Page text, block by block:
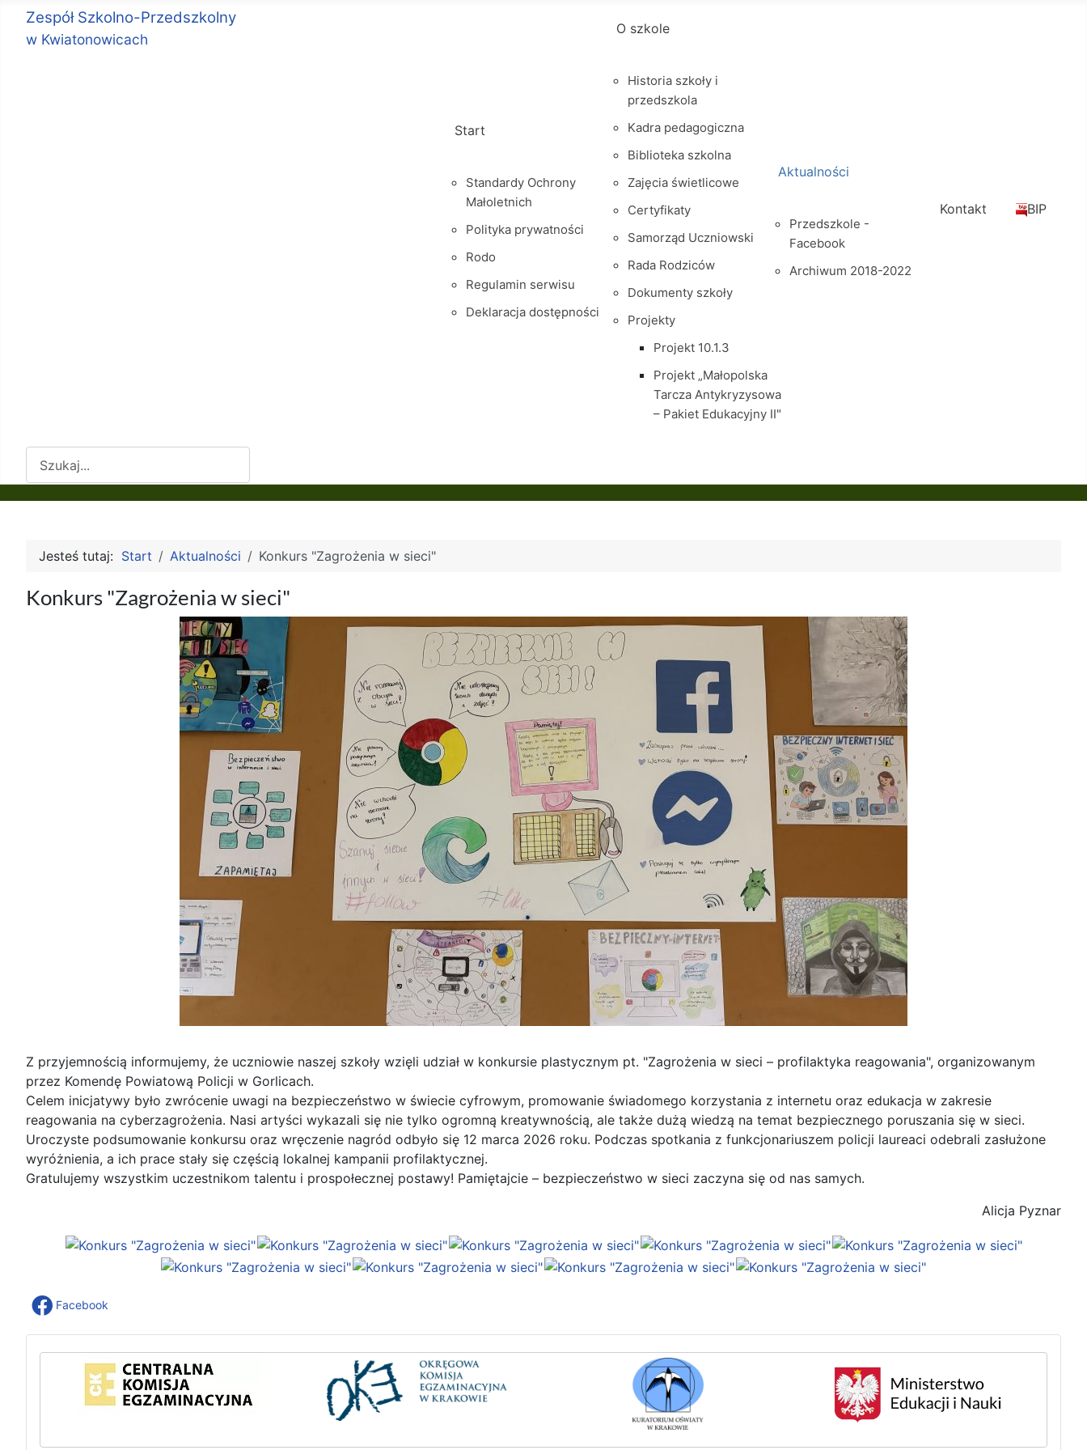
Zespół Szkolno-Przedszkolny
w Kwiatonowicach
Start
Standardy Ochrony
Małoletnich
Polityka prywatności
Rodo
Regulamin serwisu
Deklaracja dostępności
O szkole
Historia szkoły i
przedszkola
Kadra pedagogiczna
Biblioteka szkolna
Zajęcia świetlicowe
Certyfikaty
Samorząd Uczniowski
Rada Rodziców
Dokumenty szkoły
Projekty
Projekt 10.1.3
Projekt „Małopolska
Tarcza Antykryzysowa
– Pakiet Edukacyjny II"
Aktualności
Przedszkole -
Facebook
Archiwum 2018-2022
Kontakt BIP
Jesteś tutaj: Start Aktualności Konkurs "Zagrożenia w sieci"
Konkurs "Zagrożenia w sieci"
Z przyjemnością informujemy, że uczniowie naszej szkoły wzięli udział w konkursie plastycznym pt. "Zagrożenia w sieci – profilaktyka reagowania", organizowanym
przez Komendę Powiatową Policji w Gorlicach.
Celem inicjatywy było zwrócenie uwagi na bezpieczeństwo w świecie cyfrowym, promowanie świadomego korzystania z internetu oraz edukacja w zakresie
reagowania na cyberzagrożenia. Nasi artyści wykazali się nie tylko ogromną kreatywnością, ale także dużą wiedzą na temat bezpiecznego poruszania się w sieci.
Uroczyste podsumowanie konkursu oraz wręczenie nagród odbyło się 12 marca 2026 roku. Podczas spotkania z funkcjonariuszem policji laureaci odebrali zasłużone
wyróżnienia, a ich prace stały się częścią lokalnej kampanii profilaktycznej.
Gratulujemy wszystkim uczestnikom talentu i prospołecznej postawy! Pamiętajcie – bezpieczeństwo w sieci zaczyna się od nas samych.
Alicja Pyznar
Facebook